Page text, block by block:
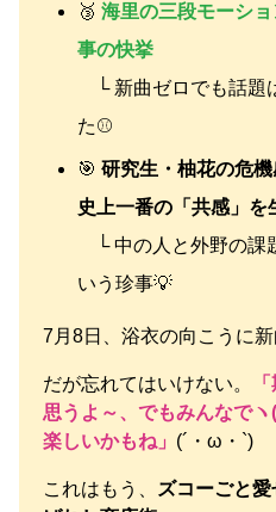
🥉海里の三段モーシ
事の快挙
└ 新曲ゼロでも話題
た⚾
🎯研究生・柚花の危
史上一番の「共感」を
└ 中の人と外野の課
いう珍事💡
7月8日、浴衣の向こうに新
だが忘れてはいけない。
思うよ～、でもみんなで
楽しいかもね」 (´・ω・`)
これはもう、
ズコーごと